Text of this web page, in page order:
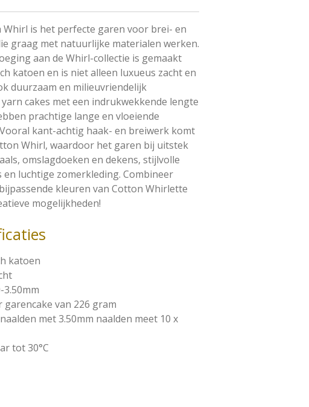
Whirl is het perfecte garen voor brei- en
graag met natuurlijke materialen werken.
aan de Whirl-collectie is gemaakt
katoen en is niet alleen luxueus zacht en
duurzaam en milieuvriendelijk
cakes met een indrukwekkende lengte
prachtige lange en vloeiende
kant-achtig haak- en breiwerk komt
Whirl, waardoor het garen bij uitstek
omslagdoeken en dekens, stijlvolle
en luchtige zomerkleding. Combineer
kleuren van Cotton Whirlette
mogelijkheden!
katoen
3.50mm
garencake van 226 gram
met 3.50mm naalden meet 10 x
tot 30°C